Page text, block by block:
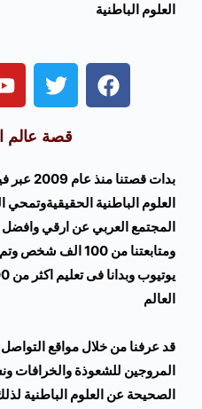
العلوم الباطنية
قصة عالم
بدات
العلوم الباطنية
المجتمع العربي عن ارقي
العالم
قد عرفنا من خلال مواقع
المروجين للشعوذة والخرافات
الصحيحة عن العلوم الباطنية